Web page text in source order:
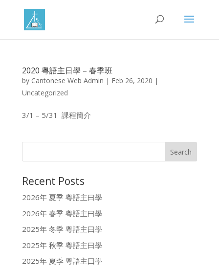
2020 粵語主日學 – 春季班
by Cantonese Web Admin | Feb 26, 2020 |
Uncategorized
3/1 – 5/31 課程簡介
Recent Posts
2026年 夏季 粵語主曰學
2026年 春季 粵語主曰學
2025年 冬季 粵語主曰學
2025年 秋季 粵語主曰學
2025年 夏季 粵語主曰學